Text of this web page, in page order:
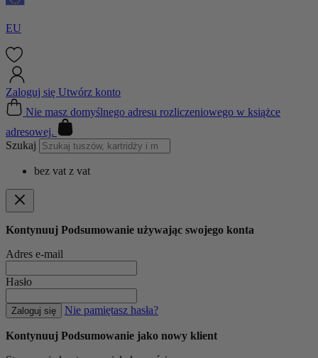
EU
Zaloguj się Utwórz konto
Cart
Nie masz domyślnego adresu rozliczeniowego w książce
adresowej.
Szukaj
bez vat z vat
Kontynuuj Podsumowanie używając swojego konta
Adres e-mail
Hasło
Zaloguj się Nie pamiętasz hasła?
Kontynuuj Podsumowanie jako nowy klient